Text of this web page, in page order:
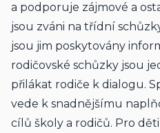
a podporuje zájmové a
jsou zváni na třídní
jsou jim poskytovány
rodičovské schůzky jsou
přilákat rodiče k dialogu.
vede k snadnějšímu
cílů školy a rodičů. Pro